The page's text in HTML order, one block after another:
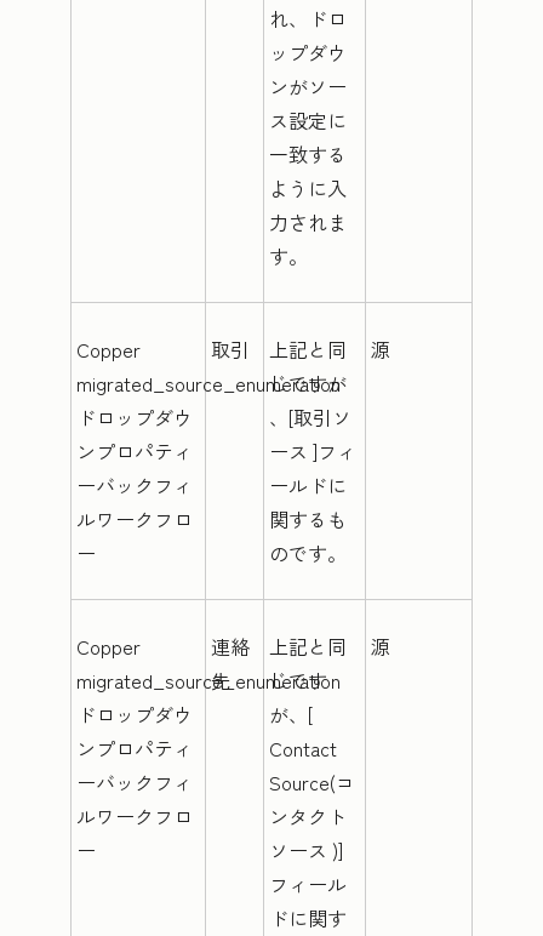
れ、ドロ
ップダウ
ンがソー
ス設定に
一致する
ように入
力されま
す。
Copper
migrated_source_enumeration
ドロップダウ
ンプロパティ
ーバックフィ
ルワークフロ
ー
取引
上記と同
じですが
、[取引ソ
ース ]フィ
ールドに
関するも
のです。
源
Copper
migrated_source_enumeration
ドロップダウ
ンプロパティ
ーバックフィ
ルワークフロ
ー
連絡
先
上記と同
じです
が、[
Contact
Source(コ
ンタクト
ソース )]
フィール
ドに関す
源